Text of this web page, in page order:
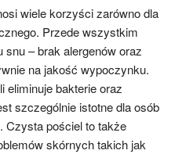
wiele korzyści zarówno dla
Przede wszystkim
– brak alergenów oraz
na jakość wypoczynku.
eliminuje bakterie oraz
szczególnie istotne dla osób
Czysta pościel to także
skórnych takich jak